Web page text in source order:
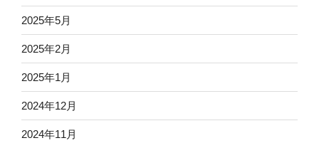
2025年5月
2025年2月
2025年1月
2024年12月
2024年11月